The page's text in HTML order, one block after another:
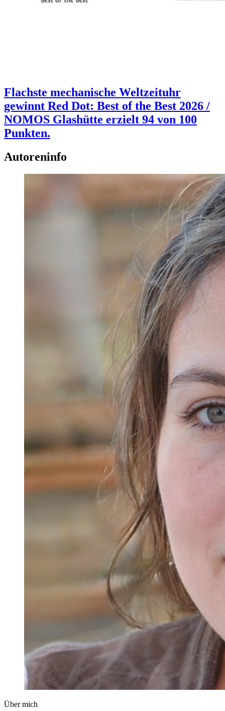
Flachste mechanische Weltzeituhr
gewinnt Red Dot: Best of the Best 2026 /
NOMOS Glashütte erzielt 94 von 100
Punkten.
Autoreninfo
Über mich